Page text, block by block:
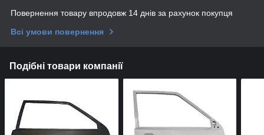
Повернення товару впродовж 14 днів за рахунок покупця
Всі умови повернення
Подібні товари компанії